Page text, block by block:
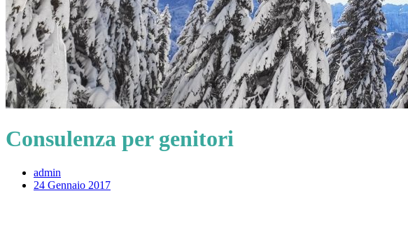
Consulenza per genitori
admin
24 Gennaio 2017